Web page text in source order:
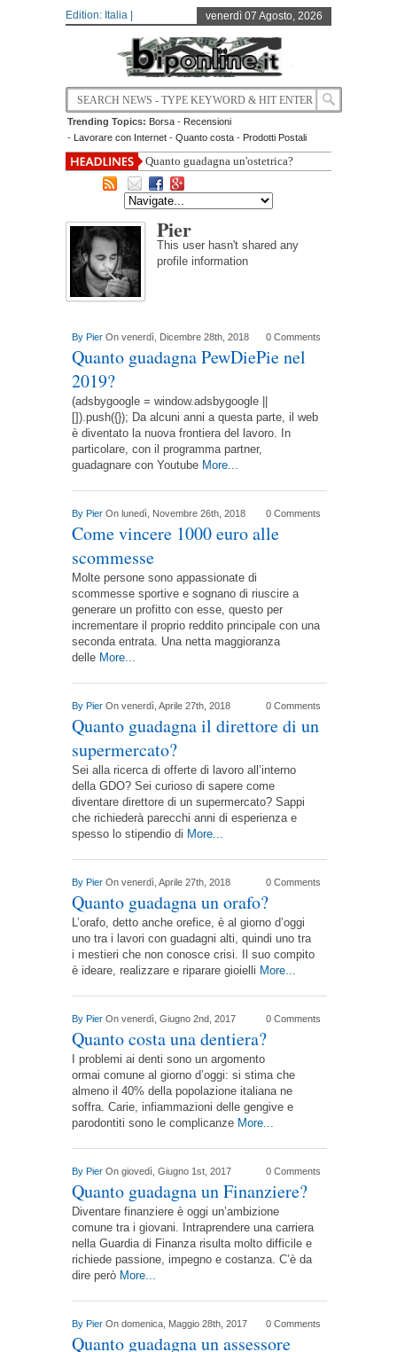
Edition: Italia | venerdì 07 Agosto, 2026
Trending Topics: Borsa - Recensioni
- Lavorare con Internet - Quanto costa - Prodotti Postali
Quanto guadagna un'ostetrica?
Pier
This user hasn't shared any
profile information
By Pier On venerdì, Dicembre 28th, 2018 0 Comments
Quanto guadagna PewDiePie nel
2019?
(adsbygoogle = window.adsbygoogle ||
[]).push({}); Da alcuni anni a questa parte, il web
è diventato la nuova frontiera del lavoro. In
particolare, con il programma partner,
guadagnare con Youtube More...
By Pier On lunedì, Novembre 26th, 2018 0 Comments
Come vincere 1000 euro alle
scommesse
Molte persone sono appassionate di
scommesse sportive e sognano di riuscire a
generare un profitto con esse, questo per
incrementare il proprio reddito principale con una
seconda entrata. Una netta maggioranza
delle More...
By Pier On venerdì, Aprile 27th, 2018 0 Comments
Quanto guadagna il direttore di un
supermercato?
Sei alla ricerca di offerte di lavoro all’interno
della GDO? Sei curioso di sapere come
diventare direttore di un supermercato? Sappi
che richiederà parecchi anni di esperienza e
spesso lo stipendio di More...
By Pier On venerdì, Aprile 27th, 2018 0 Comments
Quanto guadagna un orafo?
L’orafo, detto anche orefice, è al giorno d’oggi
uno tra i lavori con guadagni alti, quindi uno tra
i mestieri che non conosce crisi. Il suo compito
è ideare, realizzare e riparare gioielli More...
By Pier On venerdì, Giugno 2nd, 2017 0 Comments
Quanto costa una dentiera?
I problemi ai denti sono un argomento
ormai comune al giorno d’oggi: si stima che
almeno il 40% della popolazione italiana ne
soffra. Carie, infiammazioni delle gengive e
parodontiti sono le complicanze More...
By Pier On giovedì, Giugno 1st, 2017 0 Comments
Quanto guadagna un Finanziere?
Diventare finanziere è oggi un’ambizione
comune tra i giovani. Intraprendere una carriera
nella Guardia di Finanza risulta molto difficile e
richiede passione, impegno e costanza. C’è da
dire però More...
By Pier On domenica, Maggio 28th, 2017 0 Comments
Quanto guadagna un assessore